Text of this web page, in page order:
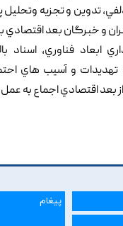
تدوين و تجزيه وتحليل
و خبرگان بعد اقتصادي
ابعاد فناوري, اسناد
تهديدات و آسيب هاي
بعد اقتصادي اجماع به عمل